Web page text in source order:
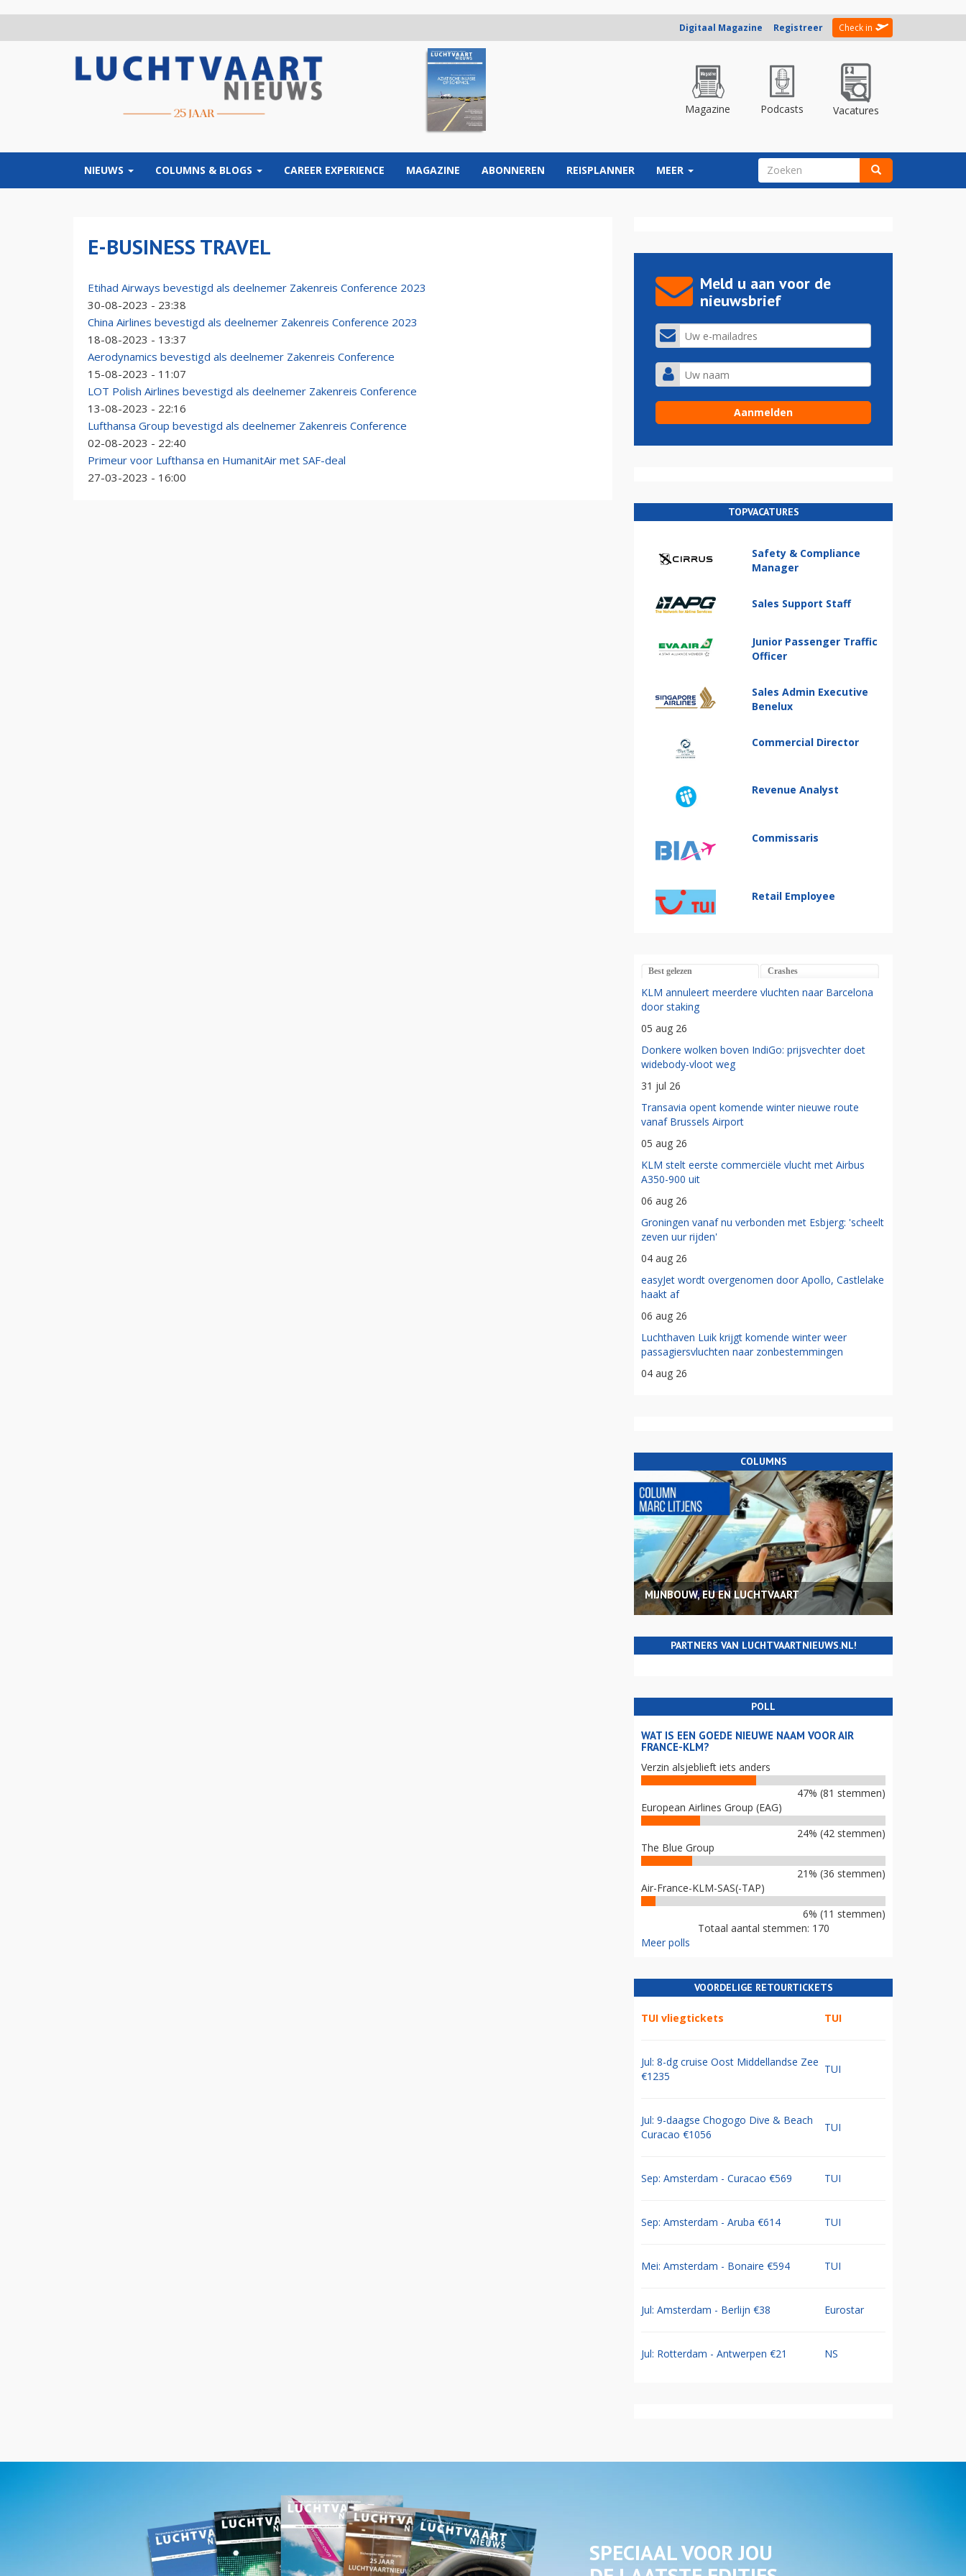
Digitaal Magazine Registreer Check in
Magazine Podcasts Vacatures
NIEUWS COLUMNS & BLOGS CAREER EXPERIENCE MAGAZINE ABONNEREN REISPLANNER MEER ZOEKVELD
E-BUSINESS TRAVEL
Etihad Airways bevestigd als deelnemer Zakenreis Conference 2023
30-08-2023 - 23:38
China Airlines bevestigd als deelnemer Zakenreis Conference 2023
18-08-2023 - 13:37
Aerodynamics bevestigd als deelnemer Zakenreis Conference
15-08-2023 - 11:07
LOT Polish Airlines bevestigd als deelnemer Zakenreis Conference
13-08-2023 - 22:16
Lufthansa Group bevestigd als deelnemer Zakenreis Conference
02-08-2023 - 22:40
Primeur voor Lufthansa en HumanitAir met SAF-deal
27-03-2023 - 16:00
Meld u aan voor de
nieuwsbrief
TOPVACATURES
Safety & Compliance
Manager
Sales Support Staff
Junior Passenger Traffic
Officer
Sales Admin Executive
Benelux
Commercial Director
Revenue Analyst
Commissaris
Retail Employee
Best gelezen Crashes
KLM annuleert meerdere vluchten naar Barcelona
door staking
05 aug 26
Donkere wolken boven IndiGo: prijsvechter doet
widebody-vloot weg
31 jul 26
Transavia opent komende winter nieuwe route
vanaf Brussels Airport
05 aug 26
KLM stelt eerste commerciële vlucht met Airbus
A350-900 uit
06 aug 26
Groningen vanaf nu verbonden met Esbjerg: 'scheelt
zeven uur rijden'
04 aug 26
easyJet wordt overgenomen door Apollo, Castlelake
haakt af
06 aug 26
Luchthaven Luik krijgt komende winter weer
passagiersvluchten naar zonbestemmingen
04 aug 26
COLUMNS
MIJNBOUW, EU EN LUCHTVAART
PARTNERS VAN LUCHTVAARTNIEUWS.NL!
POLL
WAT IS EEN GOEDE NIEUWE NAAM VOOR AIR
FRANCE-KLM?
Verzin alsjeblieft iets anders
47% (81 stemmen)
European Airlines Group (EAG)
24% (42 stemmen)
The Blue Group
21% (36 stemmen)
Air-France-KLM-SAS(-TAP)
6% (11 stemmen)
Totaal aantal stemmen: 170
Meer polls
VOORDELIGE RETOURTICKETS
TUI vliegtickets TUI
Jul: 8-dg cruise Oost Middellandse Zee
€1235
TUI
Jul: 9-daagse Chogogo Dive & Beach
Curacao €1056
TUI
Sep: Amsterdam - Curacao €569 TUI
Sep: Amsterdam - Aruba €614 TUI
Mei: Amsterdam - Bonaire €594 TUI
Jul: Amsterdam - Berlijn €38 Eurostar
Jul: Rotterdam - Antwerpen €21 NS
SPECIAAL VOOR JOU